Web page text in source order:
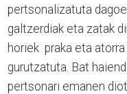
pertsonalizatuta
galtzerdiak eta zatak
horiek praka eta
gurutzatuta. Bat
pertsonari emanen